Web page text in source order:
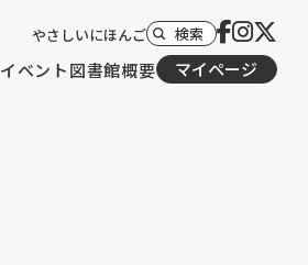
イベント図書館概要 マイページ
やさしいにほんご 検索